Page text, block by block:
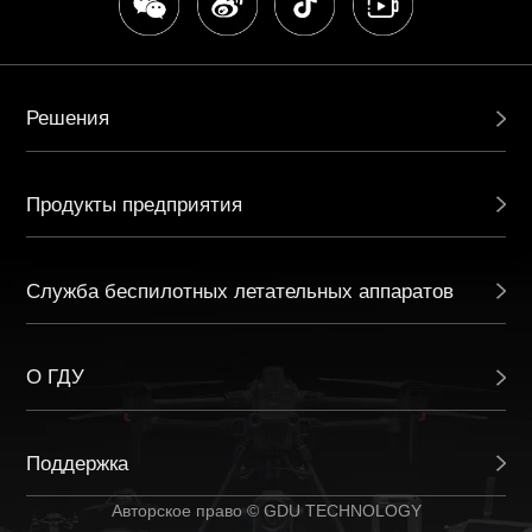
4. Удалите все функциональные
модифицированные детали и
аксессуары, которые находятся вне
обслуживания, GDU не несет
повреждение или потерю
компонентов третьих сторон.
обслуживания запасные части
становятся собственностью ГДУ.
6. Бесплатные подарки не
охватываются гарантийным
Решения
Продукты предприятия
Служба беспилотных летательных аппаратов
О ГДУ
Поддержка
Авторское право © GDU TECHNOLOGY